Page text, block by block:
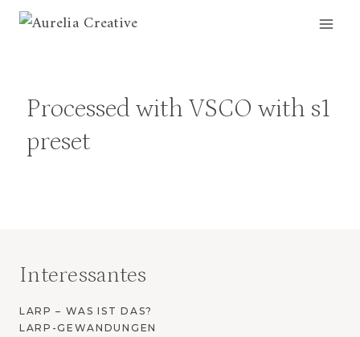
Zum
Processed with VSCO with s1
preset
Interessantes
LARP – WAS IST DAS?
LARP-GEWANDUNGEN